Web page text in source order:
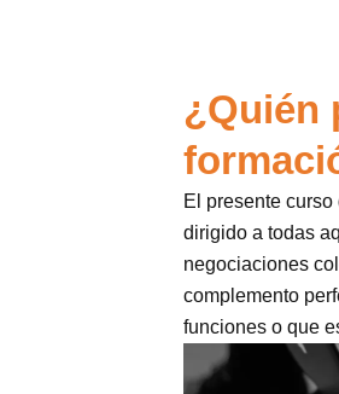
¿Quién
El presente
dirigido a todas
negociaciones
complemento
funciones o que